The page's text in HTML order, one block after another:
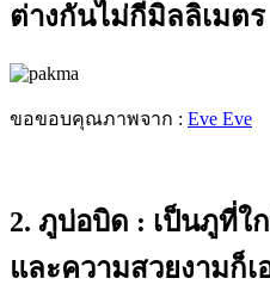
ต่างกันไม่กี่มิลลิเมตร
ขอขอบคุณภาพจาก : Eve Eve
2. ภูบ่อบิด : เป็นภูที่ใ
และความสวยงามก็เ